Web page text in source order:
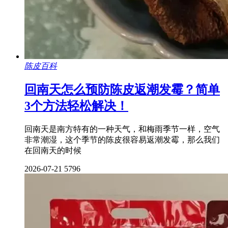
陈皮百科
回南天怎么预防陈皮返潮发霉？简单
3个方法轻松解决！
回南天是南方特有的一种天气，和梅雨季节一样，空气
非常潮湿，这个季节的陈皮很容易返潮发霉，那么我们
在回南天的时候
2026-07-21 5796